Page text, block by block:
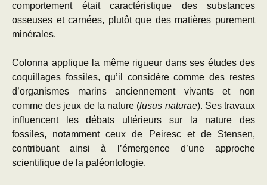
comportement était caractéristique des substances
osseuses et carnées, plutôt que des matières purement
minérales.
Colonna applique la même rigueur dans ses études des
coquillages fossiles, qu’il considère comme des restes
d’organismes marins anciennement vivants et non
comme des jeux de la nature (lusus naturae). Ses travaux
influencent les débats ultérieurs sur la nature des
fossiles, notamment ceux de Peiresc et de Stensen,
contribuant ainsi à l’émergence d’une approche
scientifique de la paléontologie.